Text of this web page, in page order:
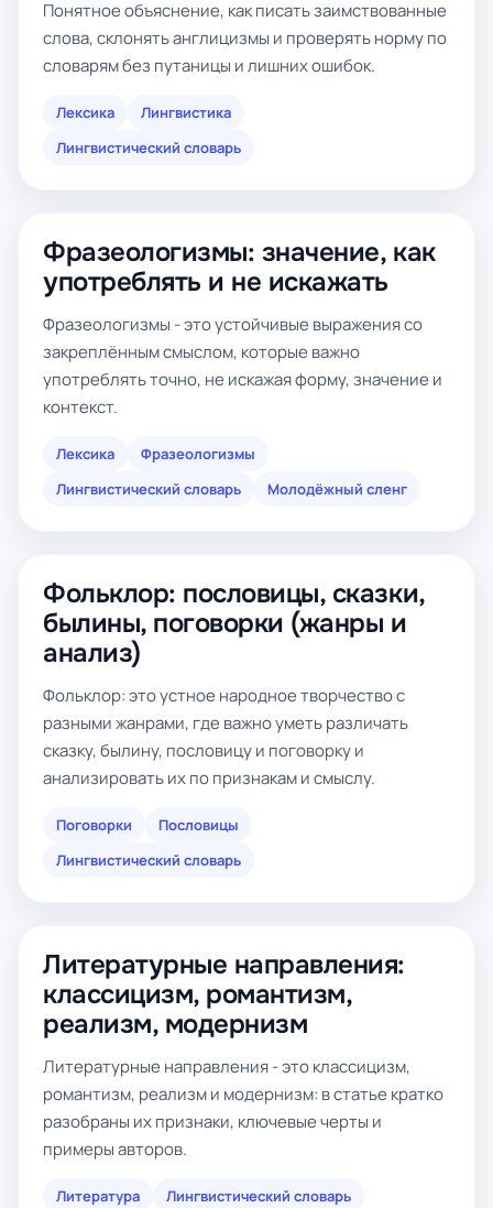
Понятное объяснение, как писать заимствованные
слова, склонять англицизмы и проверять норму по
словарям без путаницы и лишних ошибок.
Лексика
Лингвистика
Лингвистический словарь
Фразеологизмы: значение, как
употреблять и не искажать
Фразеологизмы - это устойчивые выражения со
закреплённым смыслом, которые важно
употреблять точно, не искажая форму, значение и
контекст.
Лексика
Фразеологизмы
Лингвистический словарь
Молодёжный сленг
Фольклор: пословицы, сказки,
былины, поговорки (жанры и
анализ)
Фольклор: это устное народное творчество с
разными жанрами, где важно уметь различать
сказку, былину, пословицу и поговорку и
анализировать их по признакам и смыслу.
Поговорки
Пословицы
Лингвистический словарь
Литературные направления:
классицизм, романтизм,
реализм, модернизм
Литературные направления - это классицизм,
романтизм, реализм и модернизм: в статье кратко
разобраны их признаки, ключевые черты и
примеры авторов.
Литература
Лингвистический словарь